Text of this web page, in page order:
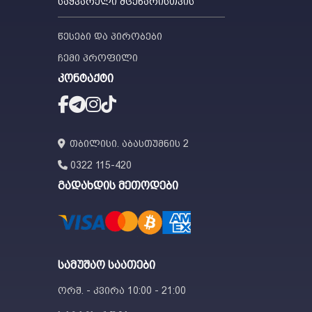
წესები და პირობები
ჩემი პროფილი
კონტაქტი
თბილისი. აბასთუმნის 2
0322 115-420
გადახდის მეთოდები
სამუშაო საათები
ორშ. - კვირა 10:00 - 21:00